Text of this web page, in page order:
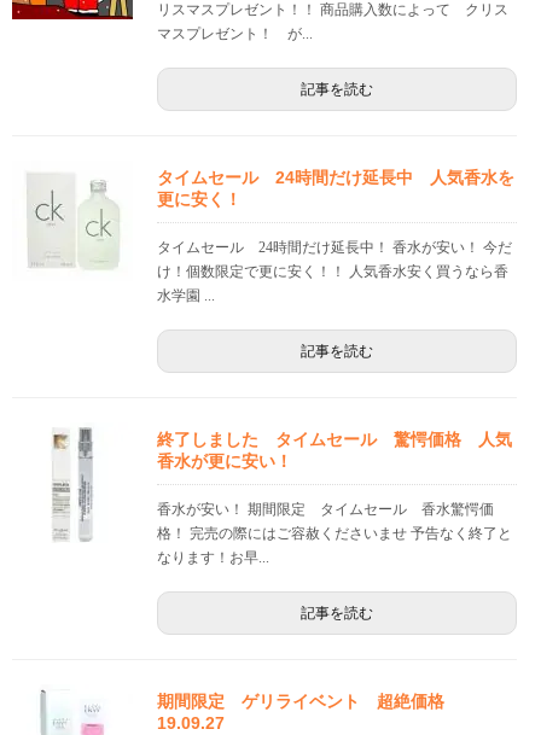
リスマスプレゼント！！ 商品購入数によって クリス
マスプレゼント！ が...
記事を読む
タイムセール 24時間だけ延長中 人気香水を
更に安く！
タイムセール 24時間だけ延長中！ 香水が安い！ 今だ
け！個数限定で更に安く！！ 人気香水安く買うなら香
水学園 ...
記事を読む
終了しました タイムセール 驚愕価格 人気
香水が更に安い！
香水が安い！ 期間限定 タイムセール 香水驚愕価
格！ 完売の際にはご容赦くださいませ 予告なく終了と
なります！お早...
記事を読む
期間限定 ゲリライベント 超絶価格
19.09.27